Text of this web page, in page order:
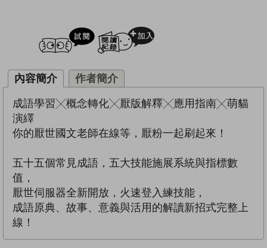
試閲
內容簡介 作者簡介
成語學習╳概念轉化╳厭版解釋╳應用指南╳萌貓
演繹
你的厭世國文老師在線等，厭粉一起刷起來！
五十五個常見成語，五大技能施展系統與指標數
值，
厭世伺服器全新開放，火速登入練技能，
成語原典、故事、意義與活用的解讀新招式完整上
線！